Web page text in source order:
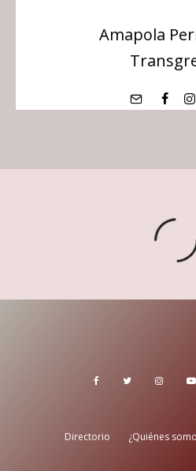
Amapola
Directorio ¿Quiénes